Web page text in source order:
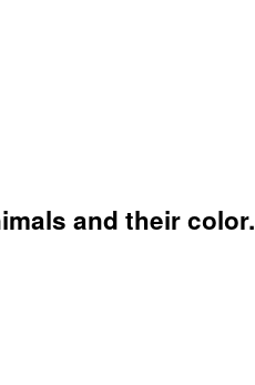
and their color.